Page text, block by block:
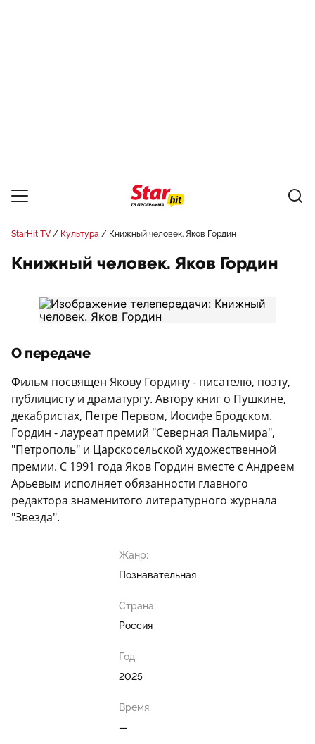
StarHit TV Культура Книжный человек. Яков Гордин
Книжный человек. Яков Гордин
О передаче
Фильм посвящен Якову Гордину - писателю, поэту,
публицисту и драматургу. Автору книг о Пушкине,
декабристах, Петре Первом, Иосифе Бродском.
Гордин - лауреат премий "Северная Пальмира",
"Петрополь" и Царскосельской художественной
премии. С 1991 года Яков Гордин вместе с Андреем
Арьевым исполняет обязанности главного
редактора знаменитого литературного журнала
"Звезда".
Жанр:
Познавательная
Страна:
Россия
Год:
2025
Время:
—